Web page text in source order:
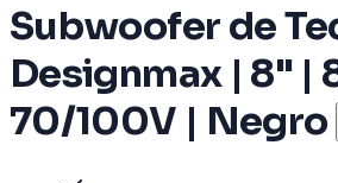
Subwoofer de
Designmax | 8" |
70/100V | Negro